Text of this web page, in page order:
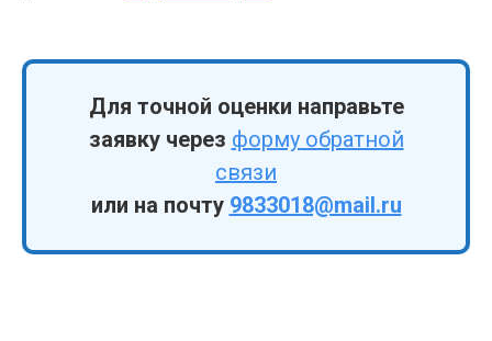
Для точной оценки направьте
заявку через форму обратной
связи
или на почту 9833018@mail.ru